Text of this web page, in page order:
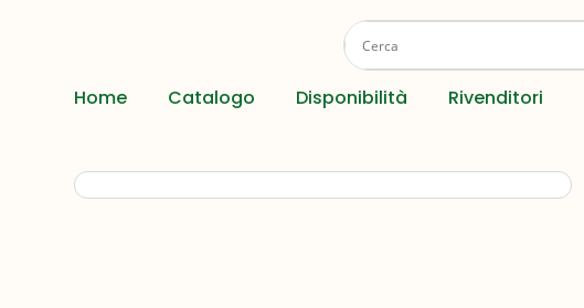
Home Catalogo Disponibilità Rivenditori